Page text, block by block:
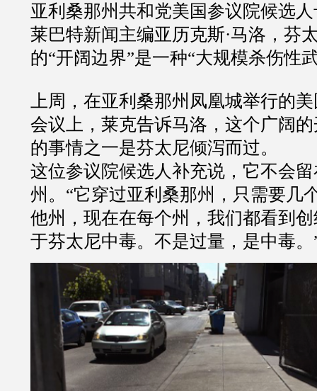
亚利桑那州共和党美国参议院候选
莱巴特新闻主编亚历克斯·马洛，芬
的“开阔边界”是一种“大规模杀伤性
上周，在亚利桑那州凤凰城举行的
会议上，莱克告诉马洛，这个广阔
的事情之一是芬太尼倾泻而过。
这位参议院候选人补充说，它不会
州。“它穿过亚利桑那州，只需要几
他州，现在在每个州，我们都看到
于芬太尼中毒。不是过量，是中毒。